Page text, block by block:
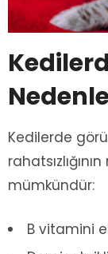
Kedilerde
mümkündür:
B vitamini